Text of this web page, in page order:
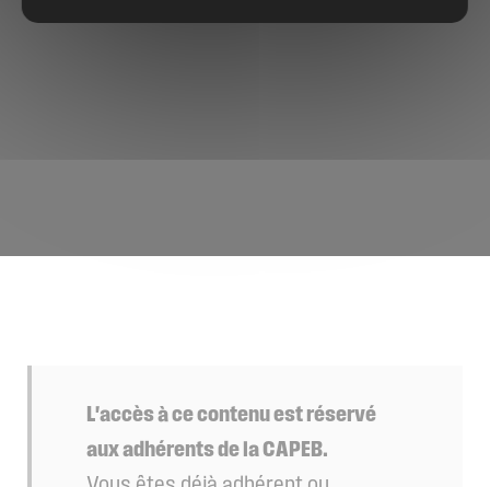
L'accès à ce contenu est réservé
aux adhérents de la CAPEB.